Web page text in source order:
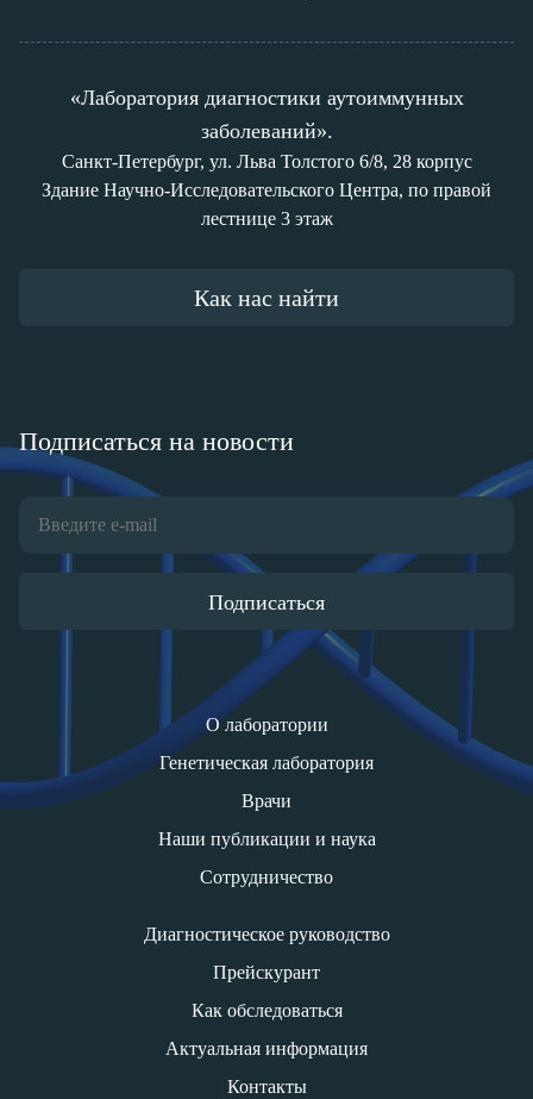
«Лаборатория диагностики аутоиммунных
заболеваний».
Санкт-Петербург, ул. Льва Толстого 6/8, 28 корпус
Здание Научно-Исследовательского Центра, по правой
лестнице 3 этаж
Как нас найти
Подписаться на новости
Подписаться
О лаборатории
Генетическая лаборатория
Врачи
Наши публикации и наука
Сотрудничество
Диагностическое руководство
Прейскурант
Как обследоваться
Актуальная информация
Контакты